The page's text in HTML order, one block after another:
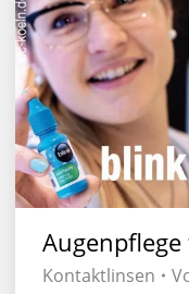
Kontaktlinsen